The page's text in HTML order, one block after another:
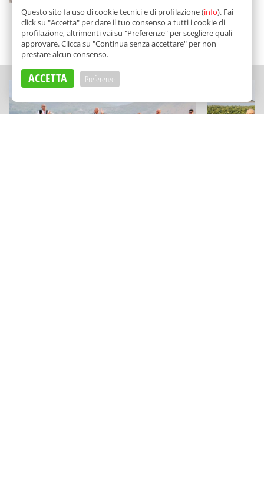
diAnnalisa Ciprì
SCELTO DA BALARM
Questo sito fa uso di cookie tecnici e di profilazione (info). Fai
click su "Accetta" per dare il tuo consenso a tutti i cookie di
profilazione, altrimenti vai su "Preferenze" per scegliere quali
approvare. Clicca su "Continua senza accettare" per non
prestare alcun consenso.
ACCETTA Preferenze